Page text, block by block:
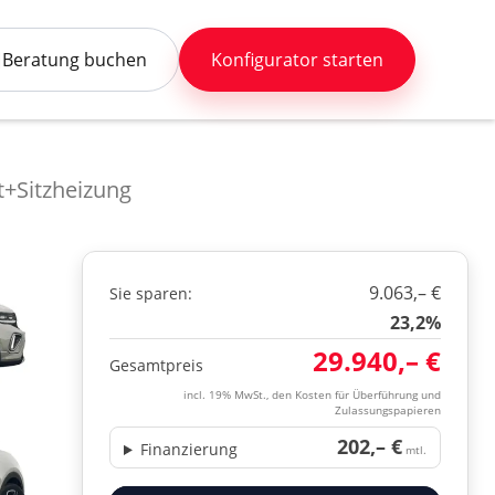
Beratung buchen Konfigurator starten
Sie sparen:
9.063,– €
23,2%
Gesamtpreis 29.940,– €
incl. 19% MwSt., den Kosten für Überführung und
Zulassungspapieren
202,– € mtl.
Finanzierung